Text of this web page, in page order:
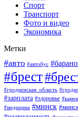
Спорт
Транспорт
Фото и видео
Экономика
Метки
#авто #автобус
#брест
#гродненская_область
#зарплата #здоровье
#медицина #минск